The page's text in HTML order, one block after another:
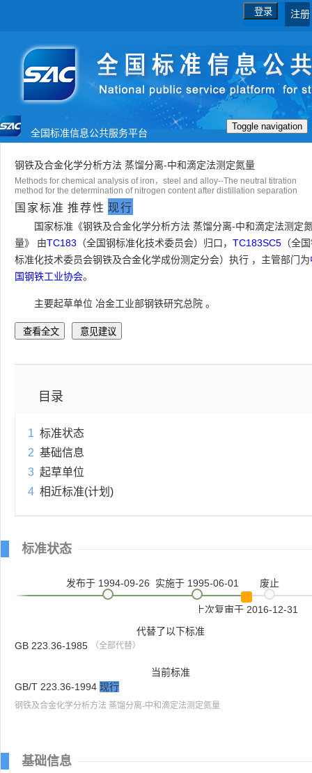
注册
登录
Toggle navigation
全国标准信息公共服务平台
首页 国家标准 行业标准
地方标准 团体标准 企业标准
国际标准 国外标准 技术委员会
钢铁及合金化学分析方法 蒸馏分离-中和滴定法测定氮量
Methods for chemical analysis of iron，steel and alloy--The neutral titration
method for the determination of nitrogen content after distillation separation
国家标准 推荐性 现行
国家标准《钢铁及合金化学分析方法 蒸馏分离-中和滴定法测定
量》 由TC183 （全国钢标准化技术委员会）归口， TC183SC5 （全
标准化技术委员会钢铁及合金化学成份测定分会）执行 ，主管部门为
国钢铁工业协会。
主要起草单位 冶金工业部钢铁研究总院 。
查看全文 意见建议
目录
1 标准状态
2 基础信息
3 起草单位
4 相近标准(计划)
标准状态
发布于 1994-09-26 实施于 1995-06-01
上次复审于 2016-12-31
废止
代替了以下标准
GB 223.36-1985 （全部代替）
当前标准
GB/T 223.36-1994 现行
钢铁及合金化学分析方法 蒸馏分离-中和滴定法测定氮量
基础信息